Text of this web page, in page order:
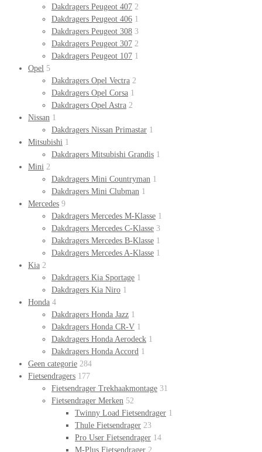
Dakdragers Peugeot 407 2
Dakdragers Peugeot 406 1
Dakdragers Peugeot 308 3
Dakdragers Peugeot 307 2
Dakdragers Peugeot 107 1
Opel 5
Dakdragers Opel Vectra 2
Dakdragers Opel Corsa 1
Dakdragers Opel Astra 2
Nissan 1
Dakdragers Nissan Primastar 1
Mitsubishi 1
Dakdragers Mitsubishi Grandis 1
Mini 2
Dakdragers Mini Countryman 1
Dakdragers Mini Clubman 1
Mercedes 9
Dakdragers Mercedes M-Klasse 1
Dakdragers Mercedes C-Klasse 3
Dakdragers Mercedes B-Klasse 1
Dakdragers Mercedes A-Klasse 1
Kia 2
Dakdragers Kia Sportage 1
Dakdragers Kia Niro 1
Honda 4
Dakdragers Honda Jazz 1
Dakdragers Honda CR-V 1
Dakdragers Honda Aerodeck 1
Dakdragers Honda Accord 1
Geen categorie 284
Fietsendragers 177
Fietsendrager Trekhaakmontage 31
Fietsendrager Merken 52
Twinny Load Fietsendrager 1
Thule Fietsendrager 23
Pro User Fietsendrager 14
M-Plus Fietsendrager 2